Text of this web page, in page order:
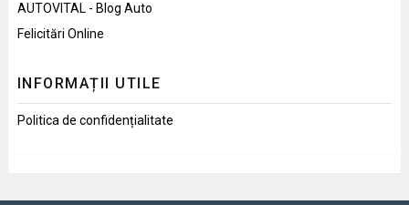
AUTOVITAL - Blog Auto
Felicitări Online
INFORMAȚII UTILE
Politica de confidențialitate